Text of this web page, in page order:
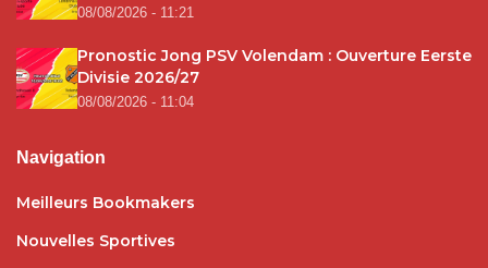
08/08/2026 - 11:21
Pronostic Jong PSV Volendam : Ouverture Eerste
Divisie 2026/27
08/08/2026 - 11:04
Navigation
Meilleurs Bookmakers
Nouvelles Sportives